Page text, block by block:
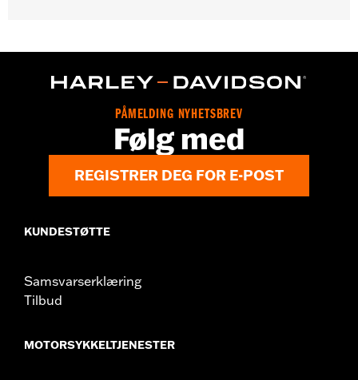
In the Box: Harness
PÅMELDING NYHETSBREV
Følg med
REGISTRER DEG FOR E-POST
KUNDESTØTTE
Samsvarserklæring
Tilbud
MOTORSYKKELTJENESTER